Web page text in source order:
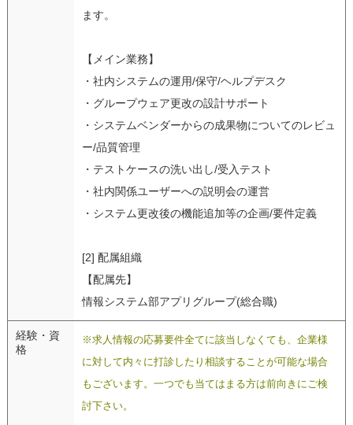
ます。
【メイン業務】
・社内システムの運用/保守/ヘルプデスク
・グループウェア更改の設計サポート
・システムベンダーからの成果物についてのレビュ
ー/品質管理
・テストケースの洗い出し/受入テスト
・社内関係ユーザーへの説明会の運営
・システム更改後の機能追加等の企画/要件定義
[2] 配属組織
【配属先】
情報システム部アプリグループ(総合職)
経験・資
格
※求人情報の応募要件全てに該当しなくても、企業様
に対して内々に打診したり相談することが可能な場合
もございます。一つでも当てはまる方は前向きにご検
討下さい。